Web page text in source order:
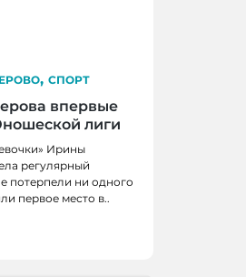
, СПОРТ
впервые
лиги
Ирины
регулярный
потерпели ни одного
первое место в..